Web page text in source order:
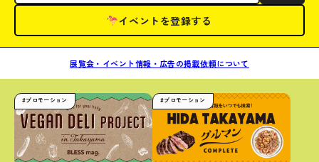
イベントを登録する
展覧会・イベント情報・広告の掲載依頼について
#プロモーション #プロモーション